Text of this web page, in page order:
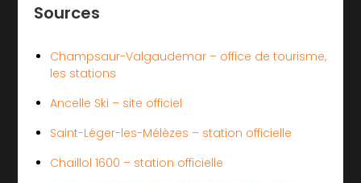
Sources
Champsaur-Valgaudemar – office de tourisme,
les stations
Ancelle Ski – site officiel
Saint-Léger-les-Mélèzes – station officielle
Chaillol 1600 – station officielle